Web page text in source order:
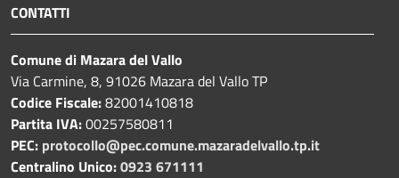
CONTATTI
Comune di Mazara del Vallo
Via Carmine, 8, 91026 Mazara del Vallo TP
Codice Fiscale:82001410818
Partita IVA:00257580811
PEC: protocollo@pec.comune.mazaradelvallo.tp.it
Centralino Unico:0923 671111